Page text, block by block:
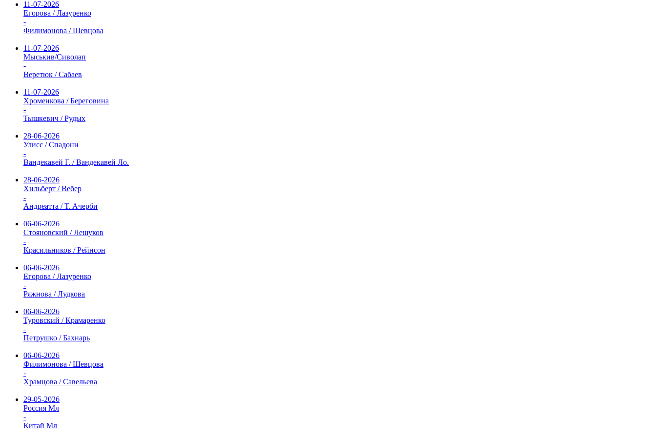
11-07-2026
Егорова / Лазуренко
-
Филимонова / Шевцова
11-07-2026
Мыськив/Сиволап
-
Веретюк / Сабаев
11-07-2026
Хроменкова / Береговина
-
Тышкевич / Рудых
28-06-2026
Улисс / Спадони
-
Вандекавей Г. / Вандекавей Ло.
28-06-2026
Хильберт / Вебер
-
Андреатта / Т. Ачерби
06-06-2026
Стояновский / Лешуков
-
Красильников / Рейнсон
06-06-2026
Егорова / Лазуренко
-
Ряжнова / Лудкова
06-06-2026
Туровский / Крамаренко
-
Петрушко / Бахнарь
06-06-2026
Филимонова / Шевцова
-
Храмцова / Савельева
29-05-2026
Россия Мл
-
Китай Мл